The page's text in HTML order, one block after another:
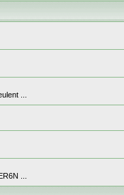
...
...